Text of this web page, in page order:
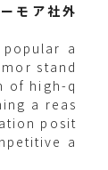
モア社外
a
stand
of high-q
a reas
posit
a